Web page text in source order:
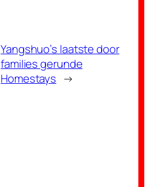
Yangshuo’s laatste door
families gerunde
Homestays →